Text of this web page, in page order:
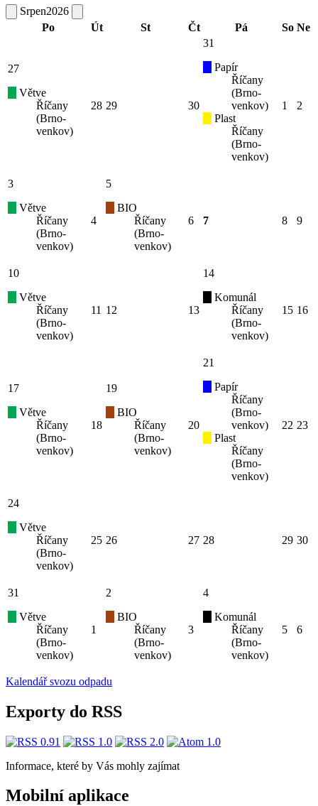
Srpen2026
Po
Út St Čt Pá So Ne
27
Větve
Říčany
(Brno-
venkov)
28 29 30
31
Papír
Říčany
(Brno-
venkov)
Plast
Říčany
(Brno-
venkov)
1 2
3
Větve
Říčany
(Brno-
venkov)
4
5
BIO
Říčany
(Brno-
venkov)
6 7 8 9
10
Větve
Říčany
(Brno-
venkov)
11 12 13
14
Komunál
Říčany
(Brno-
venkov)
15 16
17
Větve
Říčany
(Brno-
venkov)
18
19
BIO
Říčany
(Brno-
venkov)
20
21
Papír
Říčany
(Brno-
venkov)
Plast
Říčany
(Brno-
venkov)
22 23
24
Větve
Říčany
(Brno-
venkov)
25 26 27 28 29 30
31
Větve
Říčany
(Brno-
venkov)
1
2
BIO
Říčany
(Brno-
venkov)
3
4
Komunál
Říčany
(Brno-
venkov)
5 6
Kalendář svozu odpadu
Exporty do RSS
Informace, které by Vás mohly zajímat
Mobilní aplikace